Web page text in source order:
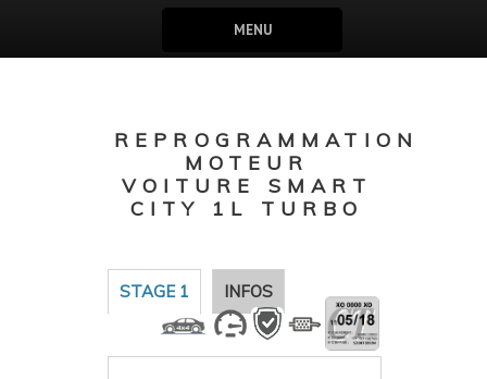
MENU
REPROGRAMMATION
MOTEUR
VOITURE SMART
CITY 1L TURBO
STAGE 1 INFOS